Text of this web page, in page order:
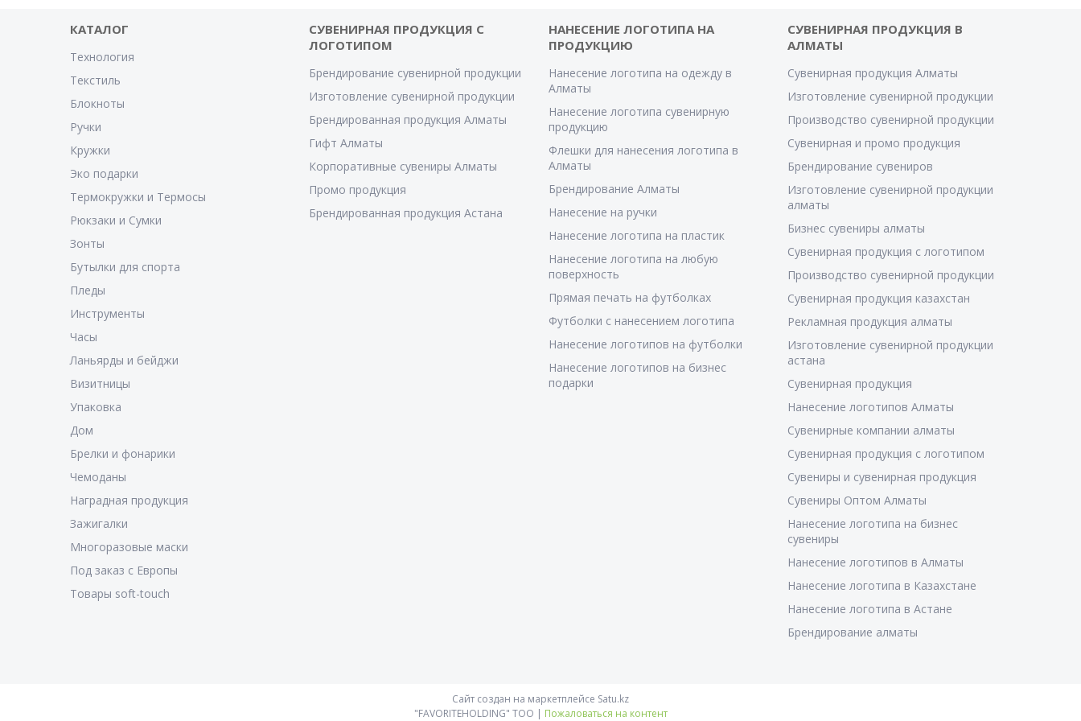
КАТАЛОГ
Технология
Текстиль
Блокноты
Ручки
Кружки
Эко подарки
Термокружки и Термосы
Рюкзаки и Сумки
Зонты
Бутылки для спорта
Пледы
Инструменты
Часы
Ланьярды и бейджи
Визитницы
Упаковка
Дом
Брелки и фонарики
Чемоданы
Наградная продукция
Зажигалки
Многоразовые маски
Под заказ с Европы
Товары soft-touch
СУВЕНИРНАЯ ПРОДУКЦИЯ С
ЛОГОТИПОМ
Брендирование сувенирной продукции
Изготовление сувенирной продукции
Брендированная продукция Алматы
Гифт Алматы
Корпоративные сувениры Алматы
Промо продукция
Брендированная продукция Астана
НАНЕСЕНИЕ ЛОГОТИПА НА
ПРОДУКЦИЮ
Нанесение логотипа на одежду в
Алматы
Нанесение логотипа сувенирную
продукцию
Флешки для нанесения логотипа в
Алматы
Брендирование Алматы
Нанесение на ручки
Нанесение логотипа на пластик
Нанесение логотипа на любую
поверхность
Прямая печать на футболках
Футболки с нанесением логотипа
Нанесение логотипов на футболки
Нанесение логотипов на бизнес
подарки
СУВЕНИРНАЯ ПРОДУКЦИЯ В
АЛМАТЫ
Сувенирная продукция Алматы
Изготовление сувенирной продукции
Производство сувенирной продукции
Сувенирная и промо продукция
Брендирование сувениров
Изготовление сувенирной продукции
алматы
Бизнес сувениры алматы
Сувенирная продукция с логотипом
Производство сувенирной продукции
Сувенирная продукция казахстан
Рекламная продукция алматы
Изготовление сувенирной продукции
астана
Сувенирная продукция
Нанесение логотипов Алматы
Сувенирные компании алматы
Сувенирная продукция с логотипом
Сувениры и сувенирная продукция
Сувениры Оптом Алматы
Нанесение логотипа на бизнес
сувениры
Нанесение логотипов в Алматы
Нанесение логотипа в Казахстане
Нанесение логотипа в Астане
Брендирование алматы
Сайт создан на маркетплейсе Satu.kz
"FAVORITEHOLDING" TOO | Пожаловаться на контент